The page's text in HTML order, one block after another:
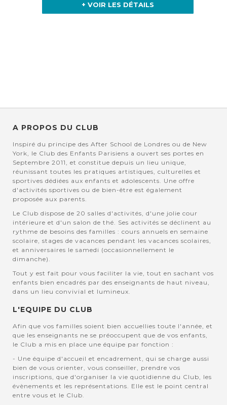
+ VOIR LES DÉTAILS
A PROPOS DU CLUB
Inspiré du principe des After School de Londres ou de New
York, le Club des Enfants Parisiens a ouvert ses portes en
Septembre 2011, et constitue depuis un lieu unique,
réunissant toutes les pratiques artistiques, culturelles et
sportives dédiées aux enfants et adolescents. Une offre
d'activités sportives ou de bien-être est également
proposée aux parents.
Le Club dispose de 20 salles d'activités, d'une jolie cour
intérieure et d'un salon de thé. Ses activités se déclinent au
rythme de besoins des familles : cours annuels en semaine
scolaire, stages de vacances pendant les vacances scolaires,
et anniversaires le samedi (occasionnellement le
dimanche).
Tout y est fait pour vous faciliter la vie, tout en sachant vos
enfants bien encadrés par des enseignants de haut niveau,
dans un lieu convivial et lumineux.
L'EQUIPE DU CLUB
Afin que vos familles soient bien accuellies toute l'année, et
que les enseignants ne se préoccupent que de vos enfants,
le Club a mis en place une équipe par fonction :
- Une équipe d'accueil et encadrement, qui se charge aussi
bien de vous orienter, vous conseiller, prendre vos
inscriptions, que d'organiser la vie quotidienne du Club, les
évènements et les représentations. Elle est le point central
entre vous et le Club.